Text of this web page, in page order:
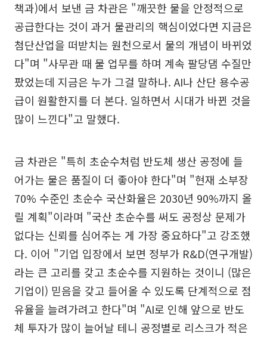
책과)에서 보낸 금 차관은 "깨끗한 물을 안정적으로
공급한다는 것이 과거 물관리의 핵심이었다면 지금은
첨단산업을 떠받치는 원천으로서 물의 개념이 바뀌었
다"며 "사무관 때 물 업무를 하며 계속 팔당댐 수질만
팠었는데 지금은 누가 그걸 말하나. AI나 산단 용수공
급이 원활한지를 더 본다. 일하면서 시대가 바뀐 것을
많이 느낀다"고 말했다.
금 차관은 "특히 초순수처럼 반도체 생산 공정에 들
어가는 물은 품질이 더 좋아야 한다"며 "현재 소부장
70% 수준인 초순수 국산화율은 2030년 90%까지 올
릴 계획"이라며 "국산 초순수를 써도 공정상 문제가
없다는 신뢰를 심어주는 게 가장 중요하다"고 강조했
다. 이어 "기업 입장에서 보면 정부가 R&D(연구개발)
라는 큰 고리를 갖고 초순수를 지원하는 것이니 (많은
기업이) 믿음을 갖고 들어올 수 있도록 단계적으로 점
유율을 늘려가려고 한다"며 "AI로 인해 앞으로 반도
체 투자가 많이 늘어날 테니 공정별로 리스크가 적은